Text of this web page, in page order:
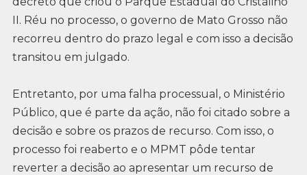
II. Réu no processo, o governo de Mato Grosso não
recorreu dentro do prazo legal e com isso a decisão
transitou em julgado.
Entretanto, por uma falha processual, o Ministério
Público, que é parte da ação, não foi citado sobre a
decisão e sobre os prazos de recurso. Com isso, o
processo foi reaberto e o MPMT pôde tentar
reverter a decisão ao apresentar um recurso de